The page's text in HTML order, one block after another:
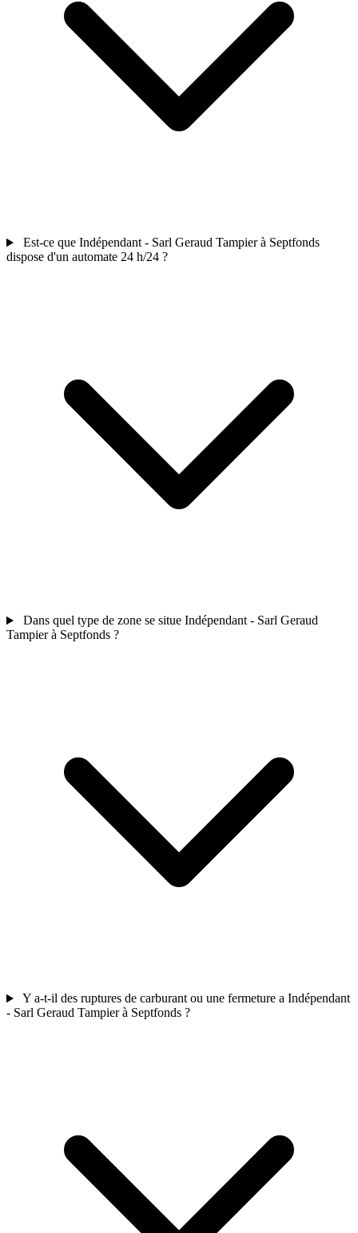
Est-ce que Indépendant - Sarl Geraud Tampier à Septfonds
dispose d'un automate 24 h/24 ?
Dans quel type de zone se situe Indépendant - Sarl Geraud
Tampier à Septfonds ?
Y a-t-il des ruptures de carburant ou une fermeture a Indépendant
- Sarl Geraud Tampier à Septfonds ?